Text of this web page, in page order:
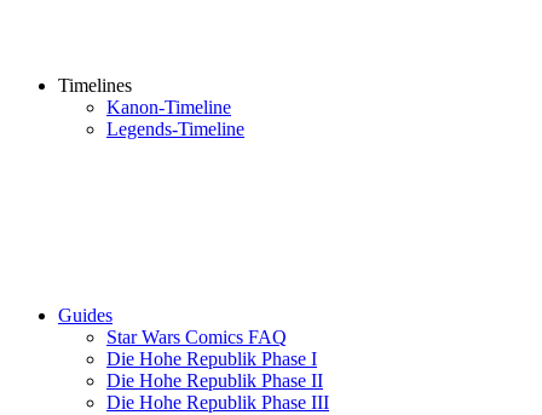
Timelines
Kanon-Timeline
Legends-Timeline
Guides
Star Wars Comics FAQ
Die Hohe Republik Phase I
Die Hohe Republik Phase II
Die Hohe Republik Phase III